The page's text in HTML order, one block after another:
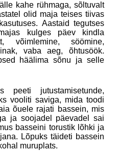
kahe rühmaga, sõltuvalt
olid maja teises tiivas
Aastaid tegutses
kulges päev kindla
võimlemine, söömine,
vaba aeg, õhtusöök.
häälima sõnu ja selle
peeti jutustamisetunde,
vooliti saviga, mida toodi
õuele rajati bassein, mis
ja soojadel päevadel sai
basseini torustik lõhki ja
Lõpuks täideti bassein
muruplats.